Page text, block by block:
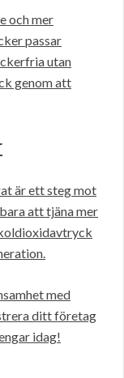
och mer
passar
utan
genom att
är ett steg mot
att tjäna mer
med
ditt företag
idag!